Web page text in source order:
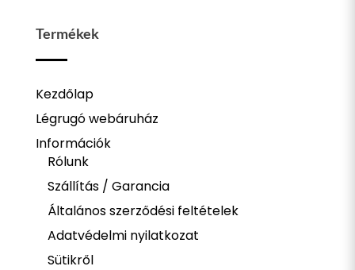
Termékek
Kezdőlap
Légrugó webáruház
Információk
Rólunk
Szállítás / Garancia
Általános szerződési feltételek
Adatvédelmi nyilatkozat
Sütikről